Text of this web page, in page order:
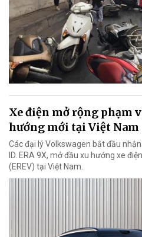
Xe điện mở rộng phạm
hướng mới tại Việt Nam
Các đại lý Volkswagen bắt đầu
ID. ERA 9X, mở đầu xu hướng xe
(EREV) tại Việt Nam.